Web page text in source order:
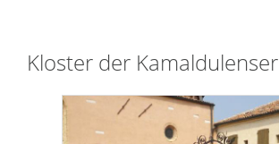
Kloster der Kamaldulenser